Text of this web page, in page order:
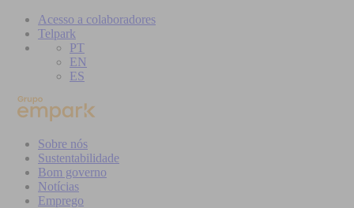
Acesso a colaboradores
Telpark
PT
EN
ES
Sobre nós
Sustentabilidade
Bom governo
Notícias
Emprego